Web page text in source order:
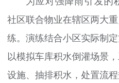
社区联合物业在辖区两大
练。演练结合小区实际制
以模拟车库积水倒灌场景
设施、抽排积水，处置流